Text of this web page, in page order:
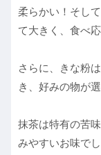
柔らかい！そし
て大きく、食べ
さらに、きな粉
き、好みの物が
抹茶は特有の苦
みやすいお味でし